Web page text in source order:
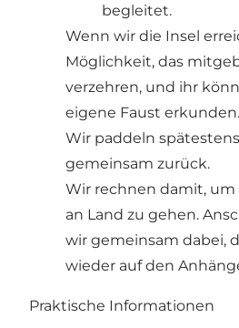
begleitet.
Wenn wir die Insel
Möglichkeit, das
verzehren, und ihr
eigene Faust erkunden.
Wir paddeln
gemeinsam zurück.
Wir rechnen damit, um
an Land zu gehen.
wir gemeinsam dabei,
wieder auf den
Praktische Informationen